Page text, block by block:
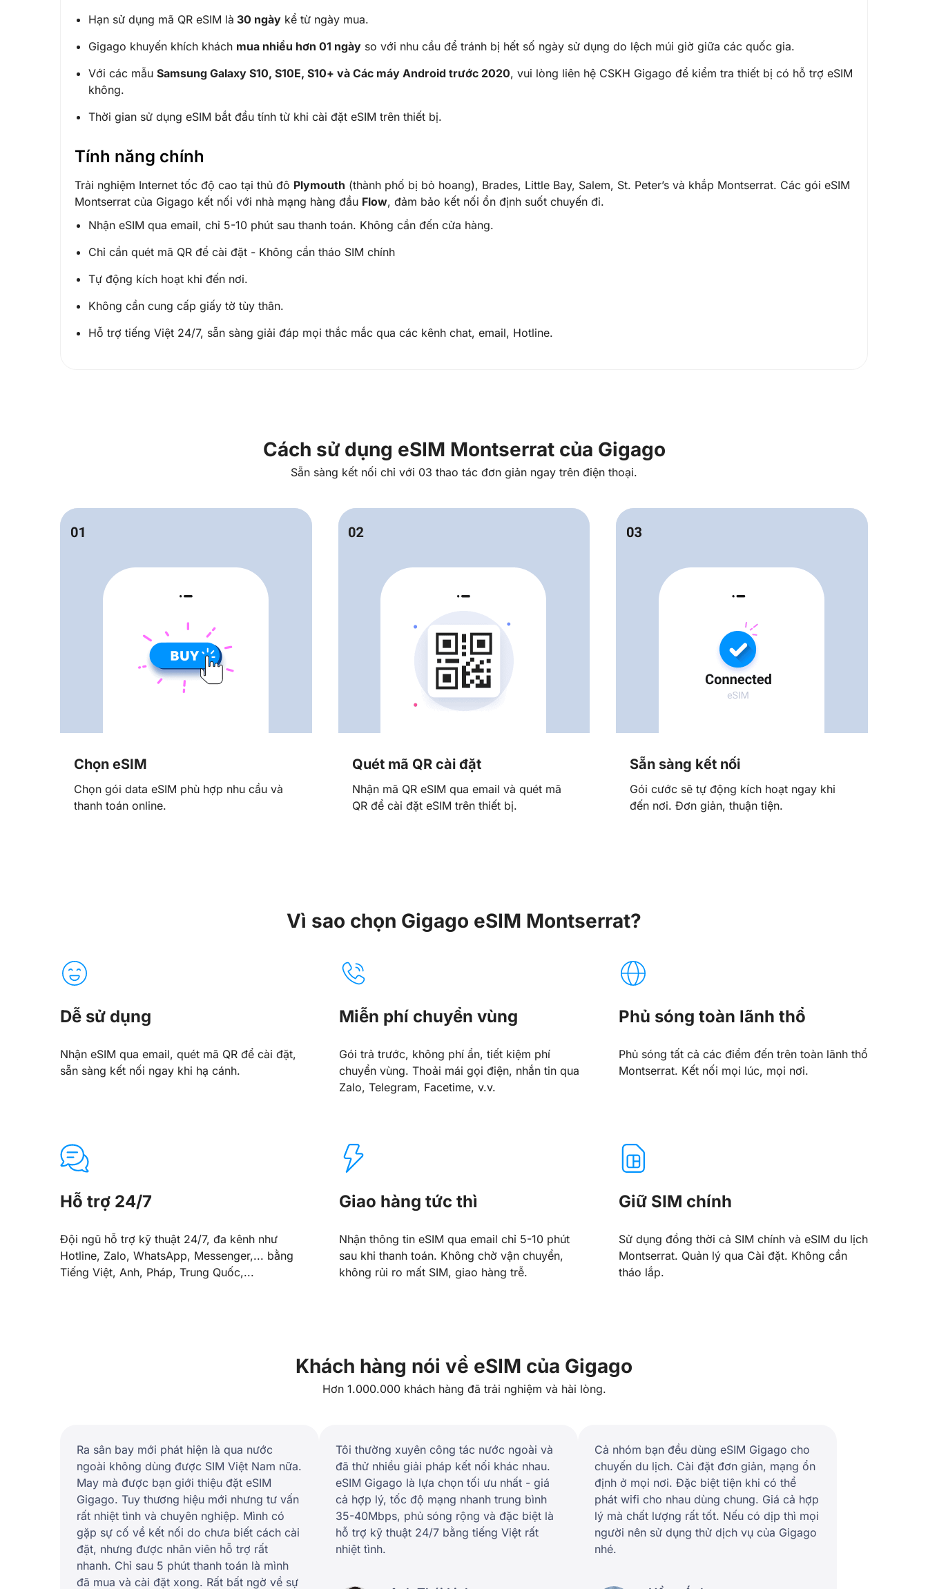
Hạn sử dụng mã QR eSIM là 30 ngày kể từ ngày mua.
Gigago khuyến khích khách mua nhiều hơn 01 ngày so với nhu cầu để tránh bị hết số ngày sử dụng do lệch múi giờ giữa các quốc gia.
Với các mẫu Samsung Galaxy S10, S10E, S10+ và Các máy Android trước 2020, vui lòng liên hệ CSKH Gigago để kiểm tra thiết bị có hỗ trợ eSIM
không.
Thời gian sử dụng eSIM bắt đầu tính từ khi cài đặt eSIM trên thiết bị.
Tính năng chính
Trải nghiệm Internet tốc độ cao tại thủ đô Plymouth (thành phố bị bỏ hoang), Brades, Little Bay, Salem, St. Peter’s và khắp Montserrat. Các gói eSIM
Montserrat của Gigago kết nối với nhà mạng hàng đầu Flow, đảm bảo kết nối ổn định suốt chuyến đi.
Nhận eSIM qua email, chỉ 5-10 phút sau thanh toán. Không cần đến cửa hàng.
Chỉ cần quét mã QR để cài đặt - Không cần tháo SIM chính
Tự động kích hoạt khi đến nơi.
Không cần cung cấp giấy tờ tùy thân.
Hỗ trợ tiếng Việt 24/7, sẵn sàng giải đáp mọi thắc mắc qua các kênh chat, email, Hotline.
Cách sử dụng eSIM Montserrat của Gigago
Sẵn sàng kết nối chỉ với 03 thao tác đơn giản ngay trên điện thoại.
Chọn eSIM
Chọn gói data eSIM phù hợp nhu cầu và
thanh toán online.
Quét mã QR cài đặt
Nhận mã QR eSIM qua email và quét mã
QR để cài đặt eSIM trên thiết bị.
Sẵn sàng kết nối
Gói cước sẽ tự động kích hoạt ngay khi
đến nơi. Đơn giản, thuận tiện.
Vì sao chọn Gigago eSIM Montserrat?
Dễ sử dụng
Nhận eSIM qua email, quét mã QR để cài đặt,
sẵn sàng kết nối ngay khi hạ cánh.
Miễn phí chuyển vùng
Gói trả trước, không phí ẩn, tiết kiệm phí
chuyển vùng. Thoải mái gọi điện, nhắn tin qua
Zalo, Telegram, Facetime, v.v.
Phủ sóng toàn lãnh thổ
Phủ sóng tất cả các điểm đến trên toàn lãnh thổ
Montserrat. Kết nối mọi lúc, mọi nơi.
Hỗ trợ 24/7
Đội ngũ hỗ trợ kỹ thuật 24/7, đa kênh như
Hotline, Zalo, WhatsApp, Messenger,... bằng
Tiếng Việt, Anh, Pháp, Trung Quốc,...
Giao hàng tức thì
Nhận thông tin eSIM qua email chỉ 5-10 phút
sau khi thanh toán. Không chờ vận chuyển,
không rủi ro mất SIM, giao hàng trễ.
Giữ SIM chính
Sử dụng đồng thời cả SIM chính và eSIM du lịch
Montserrat. Quản lý qua Cài đặt. Không cần
tháo lắp.
Khách hàng nói về eSIM của Gigago
Hơn 1.000.000 khách hàng đã trải nghiệm và hài lòng.
Ra sân bay mới phát hiện là qua nước
ngoài không dùng được SIM Việt Nam nữa.
May mà được bạn giới thiệu đặt eSIM
Gigago. Tuy thương hiệu mới nhưng tư vấn
rất nhiệt tình và chuyên nghiệp. Mình có
gặp sự cố về kết nối do chưa biết cách cài
đặt, nhưng được nhân viên hỗ trợ rất
nhanh. Chỉ sau 5 phút thanh toán là mình
đã mua và cài đặt xong. Rất bất ngờ về sự
Tôi thường xuyên công tác nước ngoài và
đã thử nhiều giải pháp kết nối khác nhau.
eSIM Gigago là lựa chọn tối ưu nhất - giá
cả hợp lý, tốc độ mạng nhanh trung bình
35-40Mbps, phủ sóng rộng và đặc biệt là
hỗ trợ kỹ thuật 24/7 bằng tiếng Việt rất
nhiệt tình.
Cả nhóm bạn đều dùng eSIM Gigago cho
chuyến du lịch. Cài đặt đơn giản, mạng ổn
định ở mọi nơi. Đặc biệt tiện khi có thể
phát wifi cho nhau dùng chung. Giá cả hợp
lý mà chất lượng rất tốt. Nếu có dịp thì mọi
người nên sử dụng thử dịch vụ của Gigago
nhé.